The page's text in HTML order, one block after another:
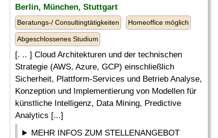
Berlin, München, Stuttgart
Beratungs-/ Consultingtätigkeiten Homeoffice möglich
Abgeschlossenes Studium
[. .. ] Cloud Architekturen und der technischen
Strategie (AWS, Azure, GCP) einschließlich
Sicherheit, Plattform-Services und Betrieb Analyse,
Konzeption und Implementierung von Modellen für
künstliche Intelligenz, Data Mining, Predictive
Analytics [...]
MEHR INFOS ZUM STELLENANGEBOT